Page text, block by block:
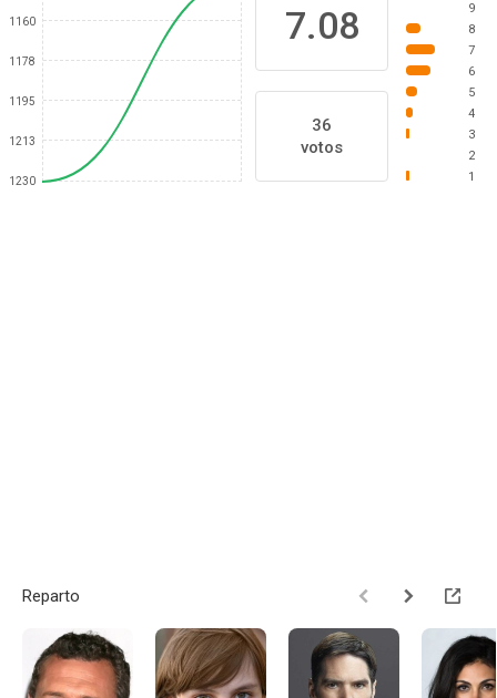
1160
1178
1195
1213
1230
7.08
36
votos
9
8
7
6
5
4
3
2
1
Reparto